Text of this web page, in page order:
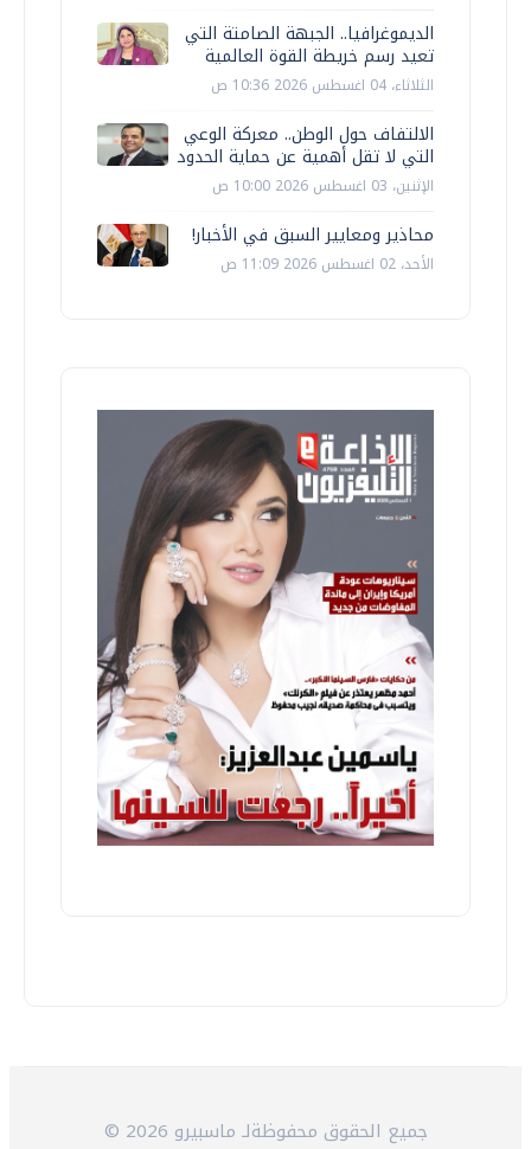
الديموغرافيا.. الجبهة الصامتة التي
تعيد رسم خريطة القوة العالمية
الثلاثاء، 04 اغسطس 2026 10:36 ص
الالتفاف حول الوطن.. معركة الوعي
التي لا تقل أهمية عن حماية الحدود
الإثنين، 03 اغسطس 2026 10:00 ص
محاذير ومعايير السبق في الأخبار!
الأحد، 02 اغسطس 2026 11:09 ص
© 2026 جميع الحقوق محفوظةلـ ماسبيرو